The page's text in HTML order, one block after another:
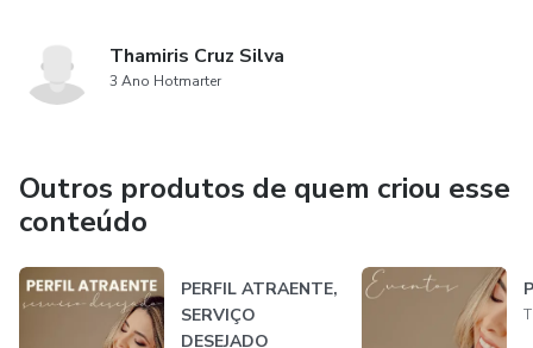
Thamiris Cruz Silva
3 Ano Hotmarter
Outros produtos de quem criou esse
conteúdo
PERFIL ATRAENTE,
SERVIÇO
DESEJADO